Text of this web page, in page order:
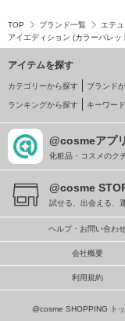
TOP ブランド一覧 エテュ
アイエディション (カラーパレッ
アイテムを探す
カテゴリーから探す ブランド
ランキングから探す キーワー
@cosmeアプリ
化粧品・コスメのク
@cosme
試せる、出会える、
ヘルプ・お問い合わ
会社概要
利用規約
@cosme SHOPPING ト